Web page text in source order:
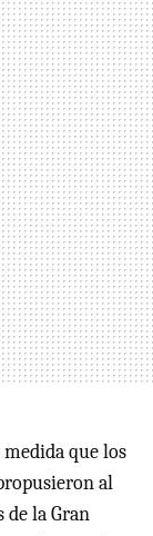
que los
al
de la Gran